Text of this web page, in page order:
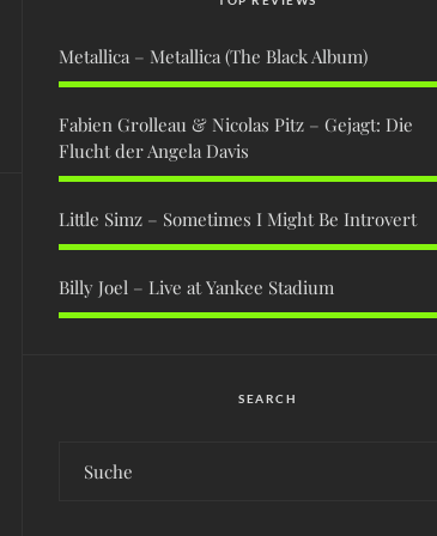
Metallica – Metallica (The Black Album)
Fabien Grolleau & Nicolas Pitz – Gejagt: Die
Flucht der Angela Davis
Little Simz – Sometimes I Might Be Introvert
Billy Joel – Live at Yankee Stadium
SEARCH